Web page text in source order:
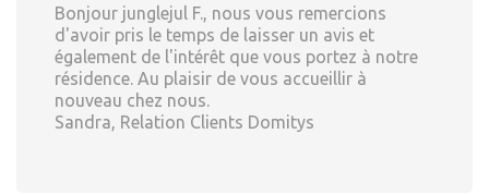
Bonjour junglejul F., nous vous remercions
d'avoir pris le temps de laisser un avis et
également de l'intérêt que vous portez à notre
résidence. Au plaisir de vous accueillir à
nouveau chez nous.
Sandra, Relation Clients Domitys